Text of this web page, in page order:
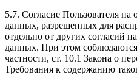
5.7. Согласие Пользователя на
данных, разрешенных для
отдельно от других согласий
данных. При этом
частности, ст. 10.1 Закона о
Требования к содержанию